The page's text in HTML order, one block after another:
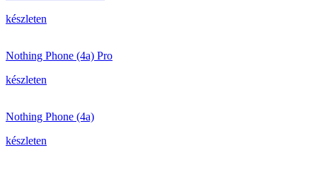
készleten
Nothing Phone (4a) Pro
készleten
Nothing Phone (4a)
készleten